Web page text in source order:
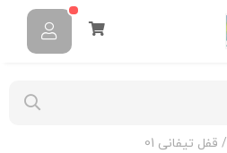
/ قفل تیفانی 01